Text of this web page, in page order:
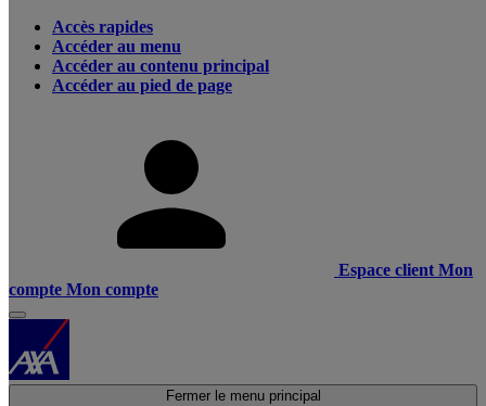
Accès rapides
Accéder au menu
Accéder au contenu principal
Accéder au pied de page
Espace client Mon
compte Mon compte
Fermer le menu principal